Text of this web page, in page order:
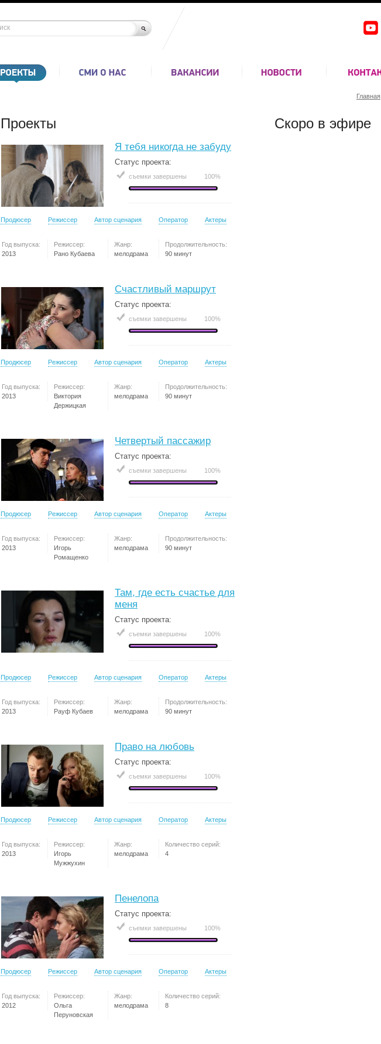
Главная
Проекты
Я тебя никогда не забуду
Статус проекта:
съемки завершены 100%
Продюсер Режиссер Автор сценария Оператор Актеры
Год выпуска:
2013
Режиссер:
Рано Кубаева
Жанр:
мелодрама
Продолжительность:
90 минут
Счастливый маршрут
Статус проекта:
съемки завершены 100%
Продюсер Режиссер Автор сценария Оператор Актеры
Год выпуска:
2013
Режиссер:
Виктория
Держицкая
Жанр:
мелодрама
Продолжительность:
90 минут
Четвертый пассажир
Статус проекта:
съемки завершены 100%
Продюсер Режиссер Автор сценария Оператор Актеры
Год выпуска:
2013
Режиссер:
Игорь
Ромащенко
Жанр:
мелодрама
Продолжительность:
90 минут
Там, где есть счастье для
меня
Статус проекта:
съемки завершены 100%
Продюсер Режиссер Автор сценария Оператор Актеры
Год выпуска:
2013
Режиссер:
Рауф Кубаев
Жанр:
мелодрама
Продолжительность:
90 минут
Право на любовь
Статус проекта:
съемки завершены 100%
Продюсер Режиссер Автор сценария Оператор Актеры
Год выпуска:
2013
Режиссер:
Игорь
Мужжухин
Жанр:
мелодрама
Количество серий:
4
Пенелопа
Статус проекта:
съемки завершены 100%
Продюсер Режиссер Автор сценария Оператор Актеры
Год выпуска:
2012
Режиссер:
Ольга
Перуновская
Жанр:
мелодрама
Количество серий:
8
Скоро в эфире